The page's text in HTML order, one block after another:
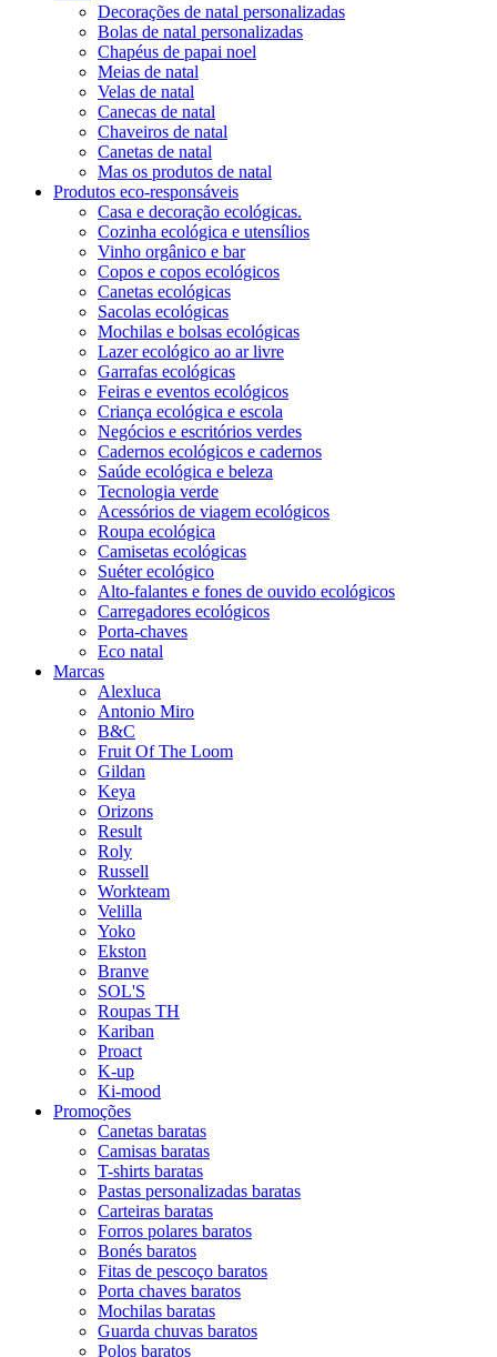
Decorações de natal personalizadas
Bolas de natal personalizadas
Chapéus de papai noel
Meias de natal
Velas de natal
Canecas de natal
Chaveiros de natal
Canetas de natal
Mas os produtos de natal
Produtos eco-responsáveis
Casa e decoração ecológicas.
Cozinha ecológica e utensílios
Vinho orgânico e bar
Copos e copos ecológicos
Canetas ecológicas
Sacolas ecológicas
Mochilas e bolsas ecológicas
Lazer ecológico ao ar livre
Garrafas ecológicas
Feiras e eventos ecológicos
Criança ecológica e escola
Negócios e escritórios verdes
Cadernos ecológicos e cadernos
Saúde ecológica e beleza
Tecnologia verde
Acessórios de viagem ecológicos
Roupa ecológica
Camisetas ecológicas
Suéter ecológico
Alto-falantes e fones de ouvido ecológicos
Carregadores ecológicos
Porta-chaves
Eco natal
Marcas
Alexluca
Antonio Miro
B&C
Fruit Of The Loom
Gildan
Keya
Orizons
Result
Roly
Russell
Workteam
Velilla
Yoko
Ekston
Branve
SOL'S
Roupas TH
Kariban
Proact
K-up
Ki-mood
Promoções
Canetas baratas
Camisas baratas
T-shirts baratas
Pastas personalizadas baratas
Carteiras baratas
Forros polares baratos
Bonés baratos
Fitas de pescoço baratos
Porta chaves baratos
Mochilas baratas
Guarda chuvas baratos
Polos baratos